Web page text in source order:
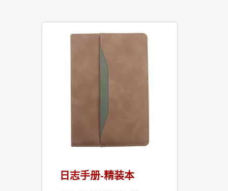
日志手册-精装本